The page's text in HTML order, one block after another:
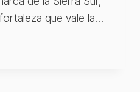
que vale la…